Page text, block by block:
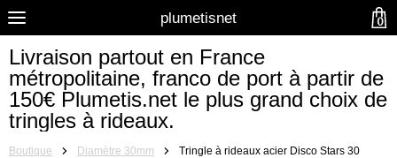
plumetisnet
Livraison partout en France
métropolitaine, franco de port à partir de
150€ Plumetis.net le plus grand choix de
tringles à rideaux.
Boutique Diamètre 30mm Tringle à rideaux acier Disco Stars 30
0